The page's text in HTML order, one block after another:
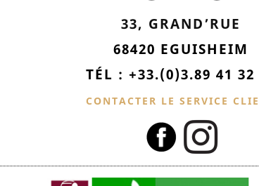
33, GRAND’RUE
68420 EGUISHEIM
TÉL : +33.(0)3.89 41 32
CONTACTER LE SERVICE